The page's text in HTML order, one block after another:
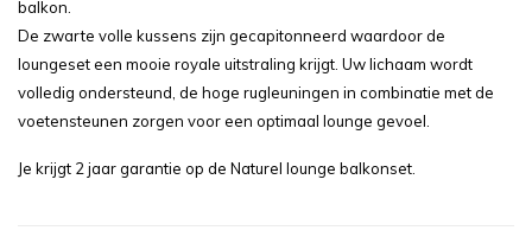
balkon.
De zwarte volle kussens zijn gecapitonneerd waardoor de
loungeset een mooie royale uitstraling krijgt. Uw lichaam wordt
volledig ondersteund, de hoge rugleuningen in combinatie met de
voetensteunen zorgen voor een optimaal lounge gevoel.
Je krijgt 2 jaar garantie op de Naturel lounge balkonset.